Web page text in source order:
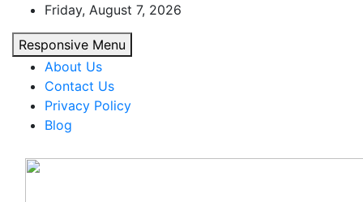
content
Friday, August 7, 2026
Responsive Menu
About Us
Contact Us
Privacy Policy
Blog